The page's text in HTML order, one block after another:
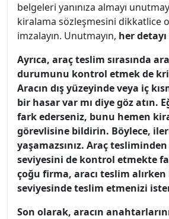
belgeleri yanınıza almayı
kiralama sözleşmesini dikkatlice
imzalayın. Unutmayın, her
Ayrıca, araç teslim sırasında
durumunu kontrol etmek de
Aracın dış yüzeyinde veya iç
bir hasar var mı diye göz atın.
fark ederseniz, bunu hemen
görevlisine bildirin. Böylece,
yaşamazsınız. Araç
seviyesini de kontrol etmekte
çoğu firma, aracı teslim
seviyesinde teslim etmenizi
Son olarak, aracın